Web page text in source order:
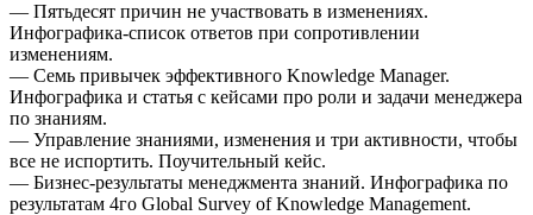
— Пятьдесят причин не участвовать в изменениях.
Инфографика-список ответов при сопротивлении
изменениям.
— Семь привычек эффективного Knowledge Manager.
Инфографика и статья с кейсами про роли и задачи менеджера
по знаниям.
— Управление знаниями, изменения и три активности, чтобы
все не испортить. Поучительный кейс.
— Бизнес-результаты менеджмента знаний. Инфографика по
результатам 4го Global Survey of Knowledge Management.